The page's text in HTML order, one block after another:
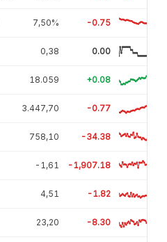
7,50% -0.75
0,38 0.00
18.059 +0.08
3.447,70 -0.77
758,10 -34.38
-1,61 -1,907.18
4,51 -1.82
23,20 -8.30